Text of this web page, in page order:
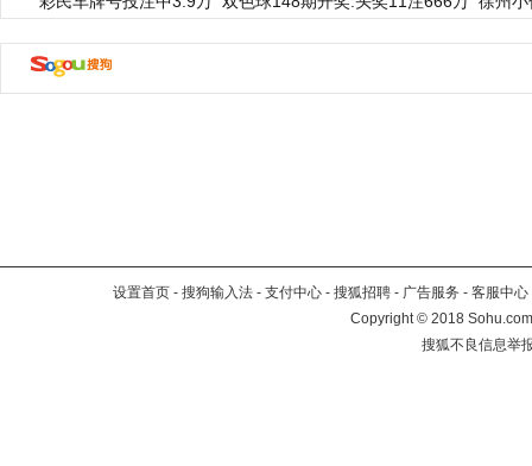
设置首页 - 搜狗输入法 - 支付中心 - 搜狐招聘 - 广告服务 - 客服中心
Copyright©2018
搜狐不良信息举